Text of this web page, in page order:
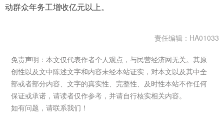
动群众年务工增收亿元以上。
责任编辑：HA01033
免责声明：本文仅代表作者个人观点，与民营经济网无关。其原
创性以及文中陈述文字和内容未经本站证实，对本文以及其中全
部或者部分内容、文字的真实性、完整性、及时性本站不作任何
保证或承诺，请读者仅作参考，并请自行核实相关内容。
如有问题，请联系我们！